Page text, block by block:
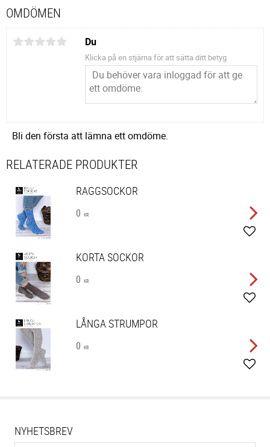
OMDÖMEN
Du
Klicka på en stjärna för att sätta ditt betyg
Bli den första att lämna ett omdöme.
RELATERADE PRODUKTER
RAGGSOCKOR
0 KR
KORTA SOCKOR
0 KR
LÅNGA STRUMPOR
0 KR
NYHETSBREV